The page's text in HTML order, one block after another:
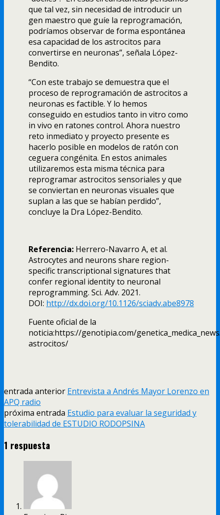
que tal vez, sin necesidad de introducir un
gen maestro que guíe la reprogramación,
podríamos observar de forma espontánea
esa capacidad de los astrocitos para
convertirse en neuronas”, señala López-
Bendito.
“Con este trabajo se demuestra que el
proceso de reprogramación de astrocitos a
neuronas es factible. Y lo hemos
conseguido en estudios tanto in vitro como
in vivo en ratones control. Ahora nuestro
reto inmediato y proyecto presente es
hacerlo posible en modelos de ratón con
ceguera congénita. En estos animales
utilizaremos esta misma técnica para
reprogramar astrocitos sensoriales y que
se conviertan en neuronas visuales que
suplan a las que se habían perdido”,
concluye la Dra López-Bendito.
Referencia: Herrero-Navarro A, et al.
Astrocytes and neurons share region-
specific transcriptional signatures that
confer regional identity to neuronal
reprogramming. Sci. Adv. 2021.
DOI: http://dx.doi.org/10.1126/sciadv.abe8978
Fuente oficial de la
noticia:https://genotipia.com/
astrocitos/
entrada anterior Entrevista a Andrés Mayor Lorenzo en
APQ radio
próxima entrada Estudio para evaluar la seguridad y
tolerabilidad de ESTUDIO RODOPSINA
1 respuesta